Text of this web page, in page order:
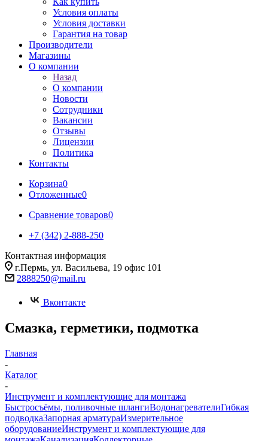
Условия оплаты
Условия доставки
Гарантия на товар
Производители
Магазины
О компании
Назад
О компании
Новости
Сотрудники
Вакансии
Отзывы
Лицензии
Политика
Контакты
Корзина0
Отложенные0
Сравнение товаров0
+7 (342) 2-888-250
Контактная информация
г.Пермь, ул. Васильева, 19 офис 101
2888250@mail.ru
Вконтакте
Смазка, герметики, подмотка
Главная
-
Каталог
-
Инструмент и комплектующие для монтажа
Быстросъёмы, поливочные шлангиВодонагревателиГибкая
подводкаЗапорная арматураИзмерительное
оборудованиеИнструмент и комплектующие для